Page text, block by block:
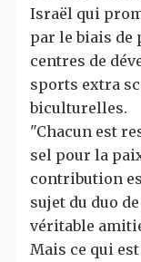
Israël qui
par le biais de
centres de
sports extra
biculturelles.
"Chacun est
sel pour la
contribution
sujet du duo
véritable
Mais ce qui